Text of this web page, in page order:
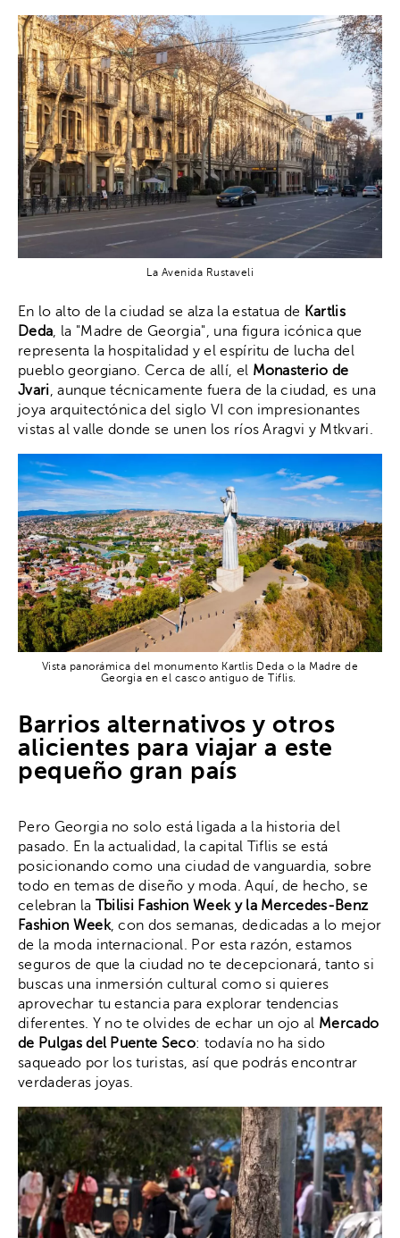
La Avenida Rustaveli
En lo alto de la ciudad se alza la estatua de Kartlis
Deda, la "Madre de Georgia", una figura icónica que
representa la hospitalidad y el espíritu de lucha del
pueblo georgiano. Cerca de allí, el Monasterio de
Jvari, aunque técnicamente fuera de la ciudad, es una
joya arquitectónica del siglo VI con impresionantes
vistas al valle donde se unen los ríos Aragvi y Mtkvari.
Vista panorámica del monumento Kartlis Deda o la Madre de
Georgia en el casco antiguo de Tiflis.
Barrios alternativos y otros
alicientes para viajar a este
pequeño gran país
Pero Georgia no solo está ligada a la historia del
pasado. En la actualidad, la capital Tiflis se está
posicionando como una ciudad de vanguardia, sobre
todo en temas de diseño y moda. Aquí, de hecho, se
celebran la Tbilisi Fashion Week y la Mercedes-Benz
Fashion Week, con dos semanas, dedicadas a lo mejor
de la moda internacional. Por esta razón, estamos
seguros de que la ciudad no te decepcionará, tanto si
buscas una inmersión cultural como si quieres
aprovechar tu estancia para explorar tendencias
diferentes. Y no te olvides de echar un ojo al Mercado
de Pulgas del Puente Seco: todavía no ha sido
saqueado por los turistas, así que podrás encontrar
verdaderas joyas.